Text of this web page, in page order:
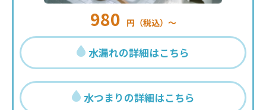
980 円（税込）〜
水漏れの詳細はこちら
水つまりの詳細はこちら